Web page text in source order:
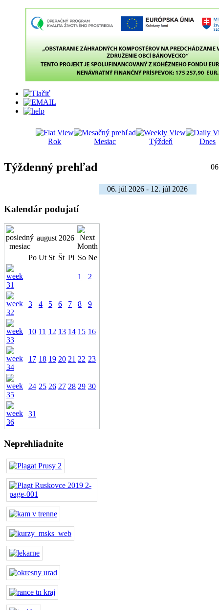
Rok Mesiac Týždeň Dnes
Týždenný prehľad
06. júl 2026 - 12. júl 2026
Kalendár podujatí
august 2026
Po Ut St Št Pi So Ne
1 2
3 4 5 6 7 8 9
10 11 12 13 14 15 16
17 18 19 20 21 22 23
24 25 26 27 28 29 30
31
Neprehliadnite